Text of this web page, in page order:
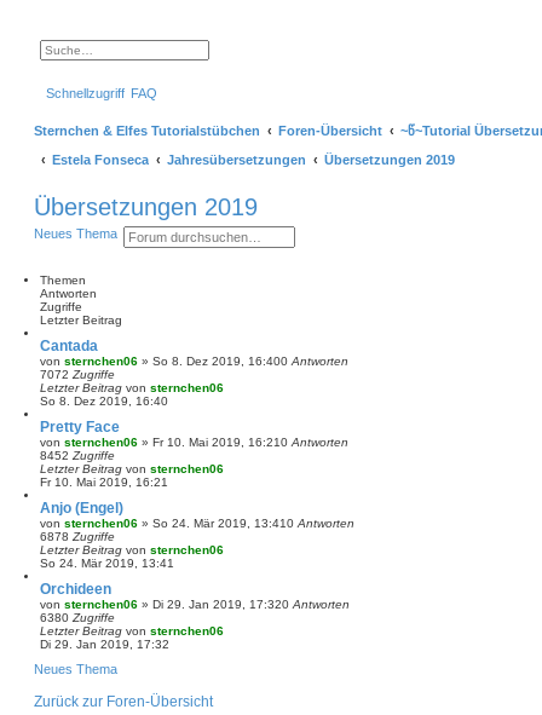
t
e
r
t
u
c
h
e
Schnellzugriff FAQ
Sternchen & Elfes Tutorialstübchen Foren-Übersicht
~წ~Tutorial
Estela Fonseca
Jahresübersetzungen Übersetzungen 2019
Übersetzungen 2019
Neues Thema S
u
E
r
e
u
c
e
Themen
Antworten
Zugriffe
Letzter Beitrag
Cantada
von sternchen06 » So 8. Dez 2019, 16:400 Antworten
7072 Zugriffe
Letzter Beitrag von sternchen06
So 8. Dez 2019, 16:40
Pretty Face
von sternchen06 » Fr 10. Mai 2019, 16:210 Antworten
8452 Zugriffe
Letzter Beitrag von sternchen06
Fr 10. Mai 2019, 16:21
Anjo (Engel)
von sternchen06 » So 24. Mär 2019, 13:410 Antworten
6878 Zugriffe
Letzter Beitrag von sternchen06
So 24. Mär 2019, 13:41
Orchideen
von sternchen06 » Di 29. Jan 2019, 17:320 Antworten
6380 Zugriffe
Letzter Beitrag von sternchen06
Di 29. Jan 2019, 17:32
Neues Thema
Zurück zur Foren-Übersicht